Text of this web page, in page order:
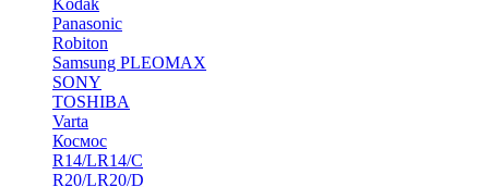
Kodak
Panasonic
Robiton
Samsung PLEOMAX
SONY
TOSHIBA
Varta
Космос
R14/LR14/C
R20/LR20/D